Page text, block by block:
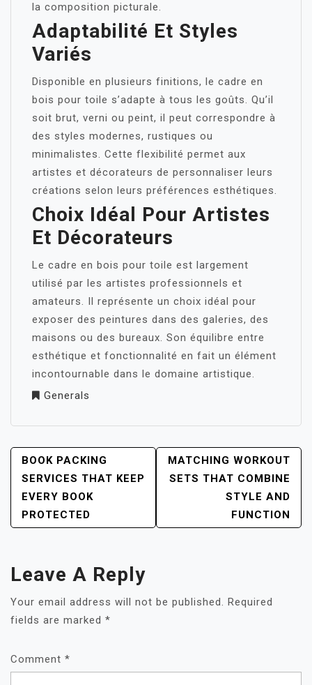
la composition picturale.
Adaptabilité Et Styles
Variés
Disponible en plusieurs finitions, le cadre en
bois pour toile s’adapte à tous les goûts. Qu’il
soit brut, verni ou peint, il peut correspondre à
des styles modernes, rustiques ou
minimalistes. Cette flexibilité permet aux
artistes et décorateurs de personnaliser leurs
créations selon leurs préférences esthétiques.
Choix Idéal Pour Artistes
Et Décorateurs
Le cadre en bois pour toile est largement
utilisé par les artistes professionnels et
amateurs. Il représente un choix idéal pour
exposer des peintures dans des galeries, des
maisons ou des bureaux. Son équilibre entre
esthétique et fonctionnalité en fait un élément
incontournable dans le domaine artistique.
Generals
POST
NAVIGATION
BOOK PACKING
SERVICES THAT KEEP
EVERY BOOK
PROTECTED
MATCHING WORKOUT
SETS THAT COMBINE
STYLE AND
FUNCTION
Leave A Reply
Your email address will not be published. Required
fields are marked *
Comment *